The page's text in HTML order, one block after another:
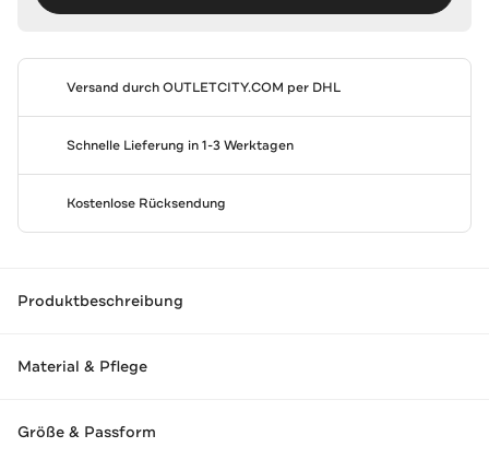
Versand durchOUTLETCITY.COM per DHL
Schnelle Lieferung in 1-3 Werktagen
Kostenlose Rücksendung
Produktbeschreibung
Material & Pflege
Größe & Passform